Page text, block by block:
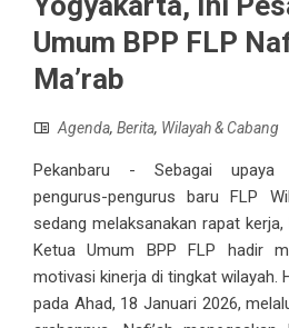
Umum BPP FLP
Ma’rab
Agenda, Berita, Wilayah & Cabang
Pekanbaru - Sebagai upaya
pengurus-pengurus baru FLP
sedang melaksanakan rapat kerja,
Ketua Umum BPP FLP hadir
motivasi kinerja di tingkat wilayah.
pada Ahad, 18 Januari 2026,